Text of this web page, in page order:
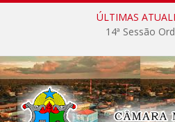
ÚLTIMAS
14ª Sessão